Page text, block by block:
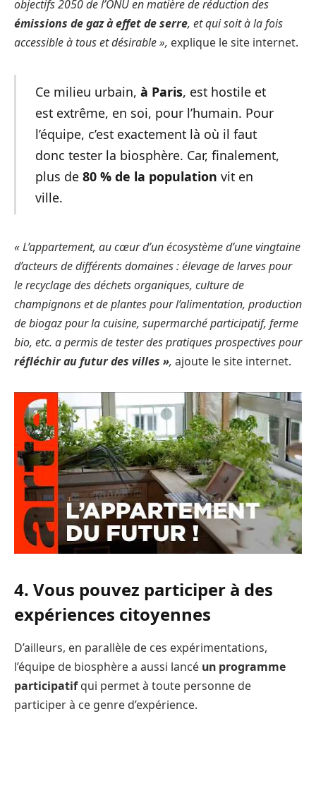
objectifs 2050 de l’ONU en matière de réduction des
émissions de gaz à effet de serre, et qui soit à la fois
accessible à tous et désirable », explique le site internet.
Ce milieu urbain, à Paris, est hostile et
est extrême, en soi, pour l’humain. Pour
l’équipe, c’est exactement là où il faut
donc tester la biosphère. Car, finalement,
plus de 80 % de la population vit en
ville.
« L’appartement, au cœur d’un écosystème d’une vingtaine
d’acteurs de différents domaines : élevage de larves pour
le recyclage des déchets organiques, culture de
champignons et de plantes pour l’alimentation, production
de biogaz pour la cuisine, supermarché participatif, ferme
bio, etc. a permis de tester des pratiques prospectives pour
réfléchir au futur des villes », ajoute le site internet.
4. Vous pouvez participer à des
expériences citoyennes
D’ailleurs, en parallèle de ces expérimentations,
l’équipe de biosphère a aussi lancé un programme
participatifqui permet à toute personne de
participer à ce genre d’expérience.